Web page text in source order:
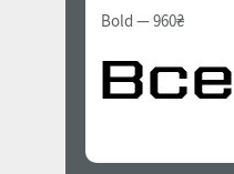
Bold — 960₴